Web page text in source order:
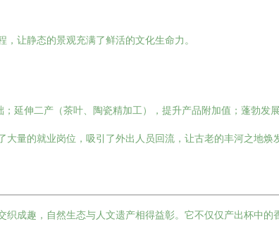
让静态的景观充满了鲜活的文化生命力。
延伸二产（茶叶、陶瓷精加工），提升产品附加值；蓬勃发
量的就业岗位，吸引了外出人员回流，让古老的丰河之地焕
成趣，自然生态与人文遗产相得益彰。它不仅仅产出杯中的